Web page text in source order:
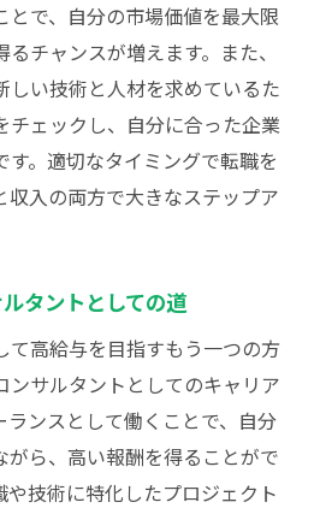
とで、自分の市場価値を最大限
チャンスが増えます。また、
い技術と人材を求めているた
チェックし、自分に合った企業
す。適切なタイミングで転職を
入の両方で大きなステップア
タントとしての道
て高給与を目指すもう一つの方
ンサルタントとしてのキャリア
ランスとして働くことで、自分
がら、高い報酬を得ることがで
や技術に特化したプロジェクト